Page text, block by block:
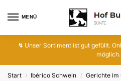
MENÜ
↯ Unser Sortiment ist gut gefüllt.
möglich.
Start / Ibérico Schwein / Gerichte im